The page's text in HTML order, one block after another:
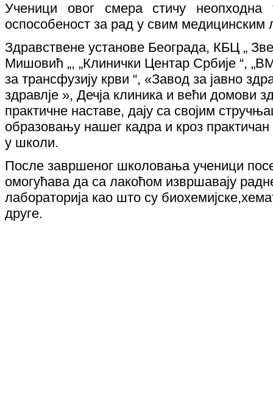
Ученици овог смера стичу неопходна
оспособеност за рад у свим медицинским
Здравствене установе Београда, КБЦ „
Мишовић „, „Клинички Центар Србије “,
за трансфузију крви “, «Завод за јавно
здравлје », Дечја клиника и већи домови
практичне наставе, дају са својим
образовању нашег кадра и кроз
у школи.
После завршеног школовања ученици
омогућава да са лакоћом извршавају
лабораторија као што су
друге.